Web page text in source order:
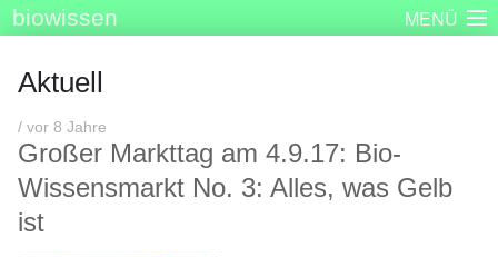
biowissen MENÜ
Über biowissen
Aktuell
/ vor 8 Jahre
Großer Markttag am 4.9.17: Bio-
Wissensmarkt No. 3: Alles, was Gelb
ist